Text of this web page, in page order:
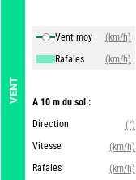
VENT
Vent moy
(km/h)
Rafales
(km/h)
A 10 m du sol :
Direction
(°)
Vitesse
(km/h)
Rafales
(km/h)